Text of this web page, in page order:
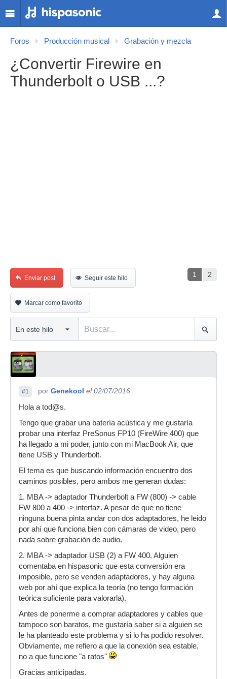
Foros Producción musical Grabación y mezcla
¿Convertir Firewire en
Thunderbolt o USB ...?
1 2
Enviar post Seguir este hilo
Marcar como favorito
#1 por Genekool el 02/07/2016
Hola a tod@s.
Tengo que grabar una batería acústica y me gustaría
probar una interfaz PreSonus FP10 (FireWire 400) que
ha llegado a mi poder, junto con mi MacBook Air, que
tiene USB y Thunderbolt.
El tema es que buscando información encuentro dos
caminos posibles, pero ambos me generan dudas:
1. MBA -> adaptador Thunderbolt a FW (800) -> cable
FW 800 a 400 -> interfaz. A pesar de que no tiene
ninguna buena pinta andar con dos adaptadores, he leido
por ahí que funciona bien con cámaras de video, pero
nada sobre grabación de audio.
2. MBA -> adaptador USB (2) a FW 400. Alguien
comentaba en hispasonic que esta conversión era
imposible, pero se venden adaptadores, y hay alguna
web por ahí que explica la teoría (no tengo formación
teórica suficiente para valorarla).
Antes de ponerme a comprar adaptadores y cables que
tampoco son baratos, me gustaría saber si a alguien se
le ha planteado este problema y si lo ha podido resolver.
Obviamente, me refiero a que la conexión sea estable,
no a que funcione "a ratos"
Gracias anticipadas.